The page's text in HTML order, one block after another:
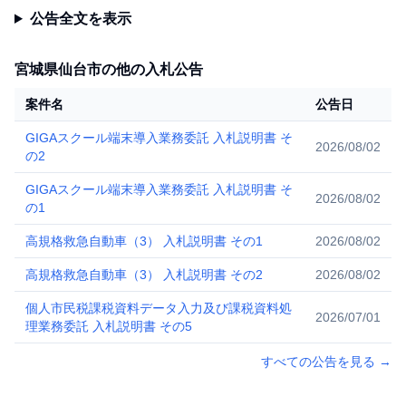
公告全文を表示
宮城県仙台市の他の入札公告
案件名 公告日
GIGAスクール端末導入業務委託 入札説明書 そ
の2
2026/08/02
GIGAスクール端末導入業務委託 入札説明書 そ
の1
2026/08/02
高規格救急自動車（3） 入札説明書 その1 2026/08/02
高規格救急自動車（3） 入札説明書 その2 2026/08/02
個人市民税課税資料データ入力及び課税資料処
理業務委託 入札説明書 その5
2026/07/01
すべての公告を見る →